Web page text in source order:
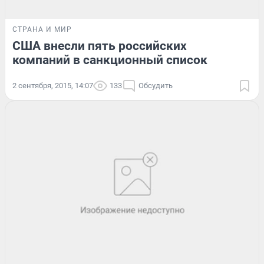
СТРАНА И МИР
США внесли пять российских
компаний в санкционный список
2 сентября, 2015, 14:07 133 Обсудить